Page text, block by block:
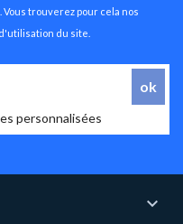
trouverez pour cela nos
du site.
personnalisées
